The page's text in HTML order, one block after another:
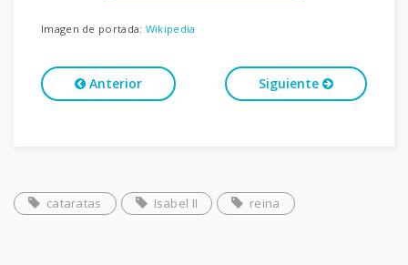
Imagen de portada: Wikipedia
Anterior Siguiente
cataratas Isabel II reina